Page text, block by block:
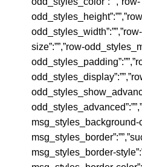
size”:””,”row-
msg_styles_background-
msg_styles_border-